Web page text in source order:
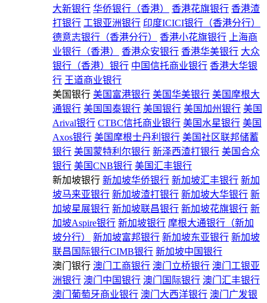
大新银行 华侨银行（香港） 香港花旗银行 香港渣
打银行 工银亚洲银行 印度ICICI银行（香港分行）
德意志银行（香港分行）
香港小花旗银行
上海商
业银行（香港）
香港众安银行 香港华美银行 大众
银行（香港）银行 中国信托商业银行 香港大华银
行 王道商业银行
美国银行 美国富港银行 美国华美银行 美国摩根大
通银行 美国国泰银行 美国银行 美国加州银行 美国
Arival银行 CTBC信托商业银行 美国水星银行 美国
Axos银行 美国摩根士丹利银行 美国社区联邦储蓄
银行 美国蒙特利尔银行 新泽西渣打银行 美国合众
银行 美国CNB银行 美国汇丰银行
新加坡银行 新加坡华侨银行 新加坡汇丰银行 新加
坡马来亚银行 新加坡渣打银行 新加坡大华银行 新
加坡星展银行 新加坡联昌银行 新加坡花旗银行 新
加坡Aspire银行 新加坡银行 摩根大通银行（新加
坡分行）
新加坡富邦银行 新加坡东亚银行 新加坡
联昌国际银行CIMB银行 新加坡中国银行
澳门银行 澳门工商银行 澳门立桥银行 澳门工银亚
洲银行 澳门中国银行 澳门国际银行 澳门汇丰银行
澳门葡萄牙商业银行 澳门大西洋银行 澳门广发银